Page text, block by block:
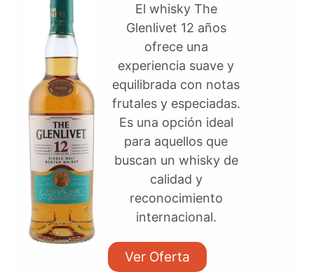
El whisky The
Glenlivet 12 años
ofrece una
experiencia suave y
equilibrada con notas
frutales y especiadas.
Es una opción ideal
para aquellos que
buscan un whisky de
calidad y
reconocimiento
internacional.
Ver Oferta